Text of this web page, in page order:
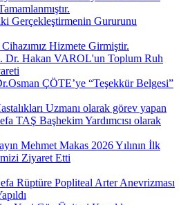
Gerçekleştirmenin Gururunu
Hizmete Girmiştir.
Dr. Hakan VAROL'un Toplum Ruh
ÇÖTE’ye “Teşekkür Belgesi”
Uzmanı olarak görev yapan
TAŞ Başhekim Yardımcısı olarak
Mehmet Makas 2026 Yılının İlk
Ziyaret Etti
Rüptüre Popliteal Arter Anevrizması